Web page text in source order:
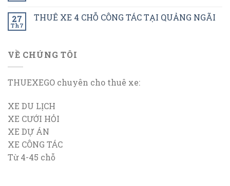
27
Th7
THUÊ XE 4 CHỖ CÔNG TÁC TẠI QUẢNG NGÃI
VỀ CHÚNG TÔI
THUEXEGO chuyên cho thuê xe:
XE DU LỊCH
XE CƯỚI HỎI
XE DỰ ÁN
XE CÔNG TÁC
Từ 4-45 chỗ